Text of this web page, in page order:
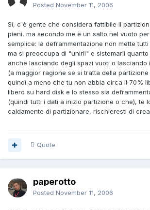
Posted November 11, 2006
Si, c'è gente che considera fattibile il
pieni, ma secondo me è un salto nel vuoto
semplice: la deframmentazione non mette
ma si preoccupa di "unirli" e sistemarli quanto
anche lasciando degli spazi vuoti o lasciando
(a maggior ragione se si tratta della partizione
quindi a meno che tu non abbia circa il 70%
libero su hard disk e lo stesso sia
(quindi tutti i dati a inizio partizione o che), te
caldamente di partizionare, rischieresti di
Quote
paperotto
Posted November 11, 2006